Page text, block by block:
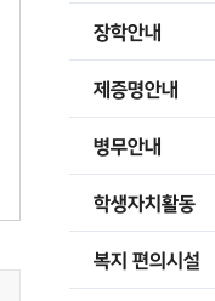
장학안내
제증명안내
병무안내
학생자치활동
복지 편의시설